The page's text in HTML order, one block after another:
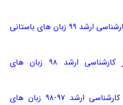
دانلود سوالات کنکور کارشناسی ارشد ۹۹ زبان های باستانی
دانلود سوالات کنکور کارشناسی ارشد ۹۸ زبان های
دانلود سوالات آزمون کارشناسی ارشد ۹۷-۹۸ زبان های